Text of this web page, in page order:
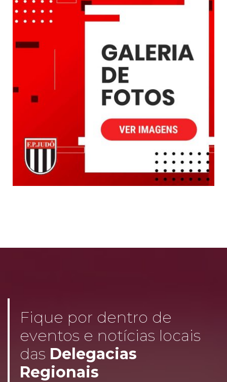
Fique por dentro de
eventos e notícias locais
das Delegacias
Regionais